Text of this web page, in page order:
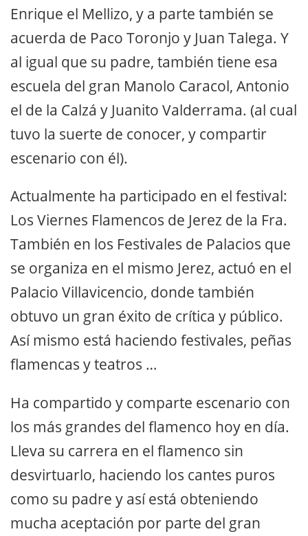
Enrique el Mellizo, y a parte también se
acuerda de Paco Toronjo y Juan Talega. Y
al igual que su padre, también tiene esa
escuela del gran Manolo Caracol, Antonio
el de la Calzá y Juanito Valderrama. (al cual
tuvo la suerte de conocer, y compartir
escenario con él).
Actualmente ha participado en el festival:
Los Viernes Flamencos de Jerez de la Fra.
También en los Festivales de Palacios que
se organiza en el mismo Jerez, actuó en el
Palacio Villavicencio, donde también
obtuvo un gran éxito de crítica y público.
Así mismo está haciendo festivales, peñas
flamencas y teatros …
Ha compartido y comparte escenario con
los más grandes del flamenco hoy en día.
Lleva su carrera en el flamenco sin
desvirtuarlo, haciendo los cantes puros
como su padre y así está obteniendo
mucha aceptación por parte del gran